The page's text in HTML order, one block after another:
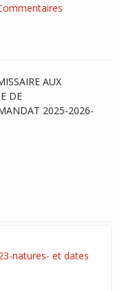
AUX
DE
2025-2026-
natures- et dates